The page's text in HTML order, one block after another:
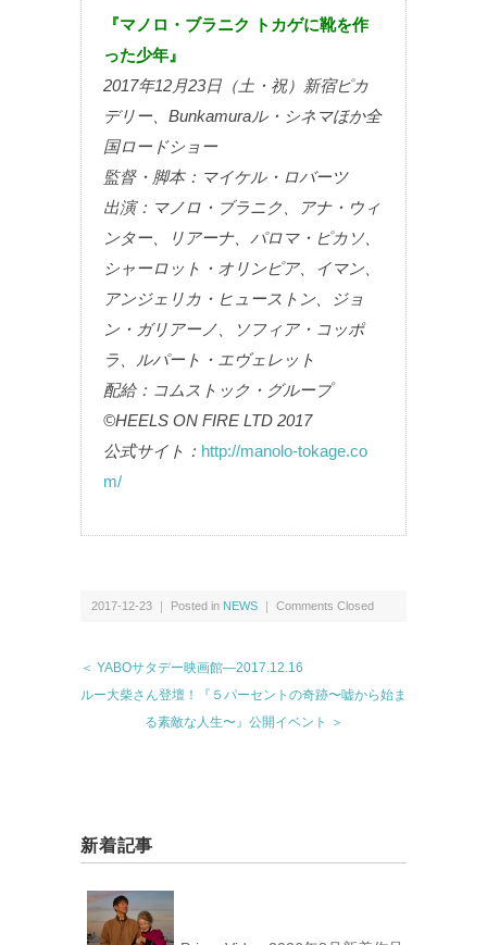
『マノロ・ブラニク トカゲに靴を作
った少年』
2017年12月23日（土・祝）新宿ピカ
デリー、Bunkamuraル・シネマほか全
国ロードショー
監督・脚本：マイケル・ロバーツ
出演：マノロ・ブラニク、アナ・ウィ
ンター、リアーナ、パロマ・ピカソ、
シャーロット・オリンピア、イマン、
アンジェリカ・ヒューストン、ジョ
ン・ガリアーノ、ソフィア・コッポ
ラ、ルパート・エヴェレット
配給：コムストック・グループ
©HEELS ON FIRE LTD 2017
公式サイト： http://manolo-tokage.co
m/
2017-12-23 ｜ Posted in NEWS ｜ Comments Closed
＜ YABOサタデー映画館―2017.12.16
ルー大柴さん登壇！『５パーセントの奇跡〜嘘から始ま
る素敵な人生〜』公開イベント ＞
新着記事